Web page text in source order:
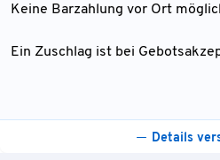
Keine Barzahlung vor Ort
Ein Zuschlag ist bei
Details